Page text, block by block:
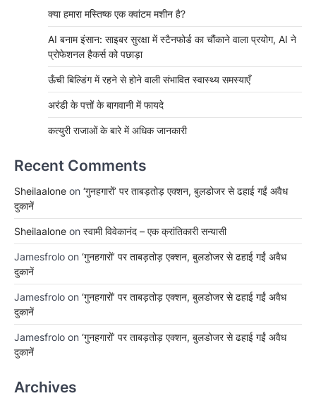
क्या हमारा मस्तिष्क एक क्वांटम मशीन है?
AI बनाम इंसान: साइबर सुरक्षा में स्टैनफोर्ड का चौंकाने वाला प्रयोग, AI ने
प्रोफेशनल हैकर्स को पछाड़ा
ऊँची बिल्डिंग में रहने से होने वाली संभावित स्वास्थ्य समस्याएँ
अरंडी के पत्तों के बागवानी में फायदे
कत्युरी राजाओं के बारे में अधिक जानकारी
Recent Comments
Sheilaalone on ‘गुनहगारों’ पर ताबड़तोड़ एक्शन, बुलडोजर से ढहाई गईं अवैध
दुकानें
Sheilaalone on स्वामी विवेकानंद – एक क्रांतिकारी सन्यासी
Jamesfrolo on ‘गुनहगारों’ पर ताबड़तोड़ एक्शन, बुलडोजर से ढहाई गईं अवैध
दुकानें
Jamesfrolo on ‘गुनहगारों’ पर ताबड़तोड़ एक्शन, बुलडोजर से ढहाई गईं अवैध
दुकानें
Jamesfrolo on ‘गुनहगारों’ पर ताबड़तोड़ एक्शन, बुलडोजर से ढहाई गईं अवैध
दुकानें
Archives